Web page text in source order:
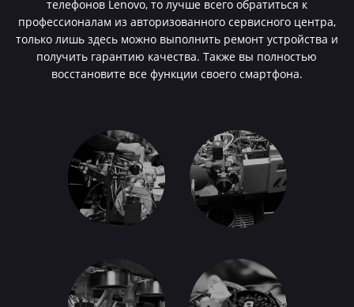
телефонов Lenovo, то лучше всего обратиться к
профессионалам из авторизованного сервисного центра,
только лишь здесь можно выполнить ремонт устройства и
получить гарантию качества. Также вы полностью
восстановите все функции своего смартфона.